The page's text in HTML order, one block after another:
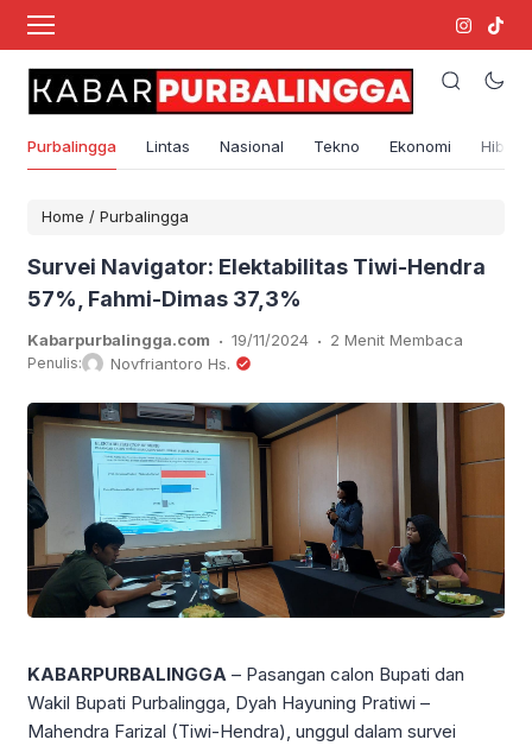
Purbalingga Lintas Nasional Tekno Ekonomi
Home / Purbalingga
Survei Navigator: Elektabilitas Tiwi-Hendra
57%, Fahmi-Dimas 37,3%
Kabarpurbalingga.com . 19/11/2024 . 2 Menit Membaca
Penulis: Novfriantoro Hs.
KABARPURBALINGGA – Pasangan calon Bupati dan
Wakil Bupati Purbalingga, Dyah Hayuning Pratiwi –
Mahendra Farizal (Tiwi-Hendra), unggul dalam survei